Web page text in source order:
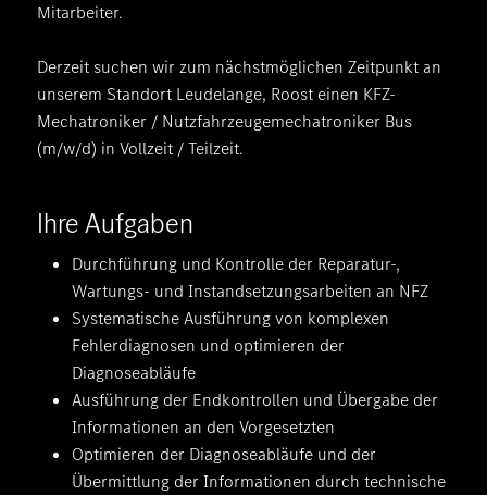
Mitarbeiter.
Derzeit suchen wir zum nächstmöglichen Zeitpunkt an
unserem Standort Leudelange, Roost einen KFZ-
Mechatroniker / Nutzfahrzeugemechatroniker Bus
(m/w/d) in Vollzeit / Teilzeit.
Ihre Aufgaben
Durchführung und Kontrolle der Reparatur-,
Wartungs- und Instandsetzungsarbeiten an NFZ
Systematische Ausführung von komplexen
Fehlerdiagnosen und optimieren der
Diagnoseabläufe
Ausführung der Endkontrollen und Übergabe der
Informationen an den Vorgesetzten
Optimieren der Diagnoseabläufe und der
Übermittlung der Informationen durch technische